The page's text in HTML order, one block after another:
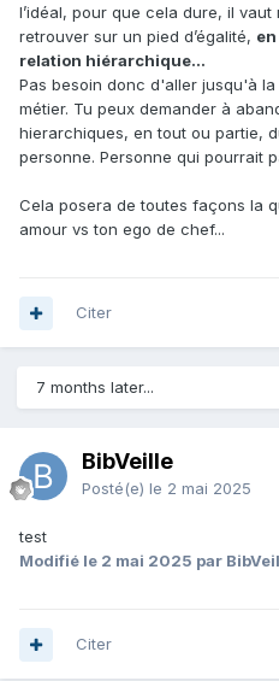
l’idéal, pour que cela dure, il
retrouver sur un pied d’égalité,
relation hiérarchique...
Pas besoin donc d'aller jusqu'à
métier. Tu peux demander à
hierarchiques, en tout ou partie,
personne. Personne qui pourrait
Cela posera de toutes façons la
amour vs ton ego de chef...
Citer
7 months later...
BibVeille
Posté(e) le 2 mai 2025
test
Modifié le 2 mai 2025 par
Citer